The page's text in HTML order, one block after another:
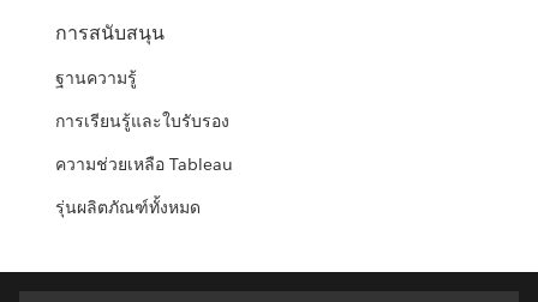
การสนับสนุน
ฐานความรู้
การเรียนรู้และใบรับรอง
ความช่วยเหลือ Tableau
รุ่นผลิตภัณฑ์ทั้งหมด